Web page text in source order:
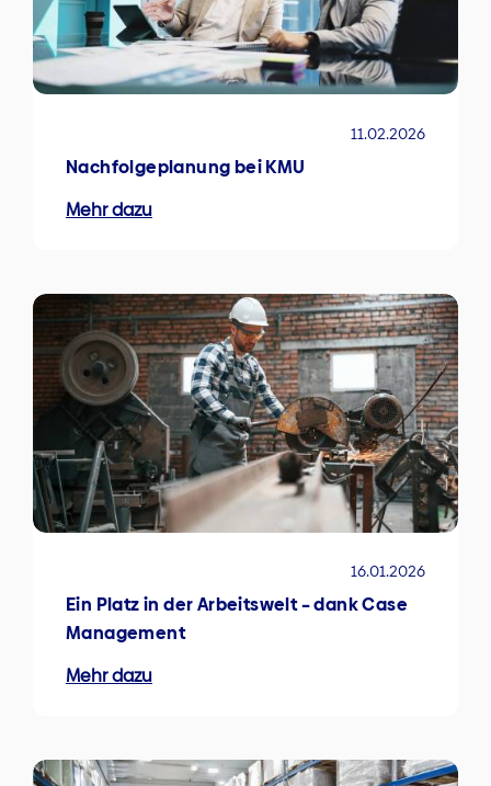
11.02.2026
Nachfolgeplanung bei KMU
Mehr dazu
16.01.2026
Ein Platz in der Arbeitswelt – dank Case
Management
Mehr dazu